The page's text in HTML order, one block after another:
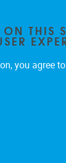
THIS
you agree